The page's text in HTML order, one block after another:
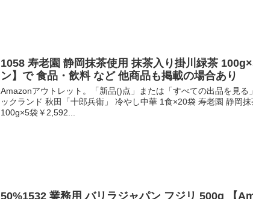
1058 寿老園 静岡抹茶使用 抹茶入り掛川緑茶
ン】で 食品・飲料 など 他商品も掲載の場合あり
Amazonアウトレット。「新品()点」または「すべての出品を見る
ックランド 秋田「十郎兵衛」 冷やし中華 1食×20袋 寿老園 静岡
100g×5袋￥2,592...
50%1532 業務用 バリラジャパン フジリ 500g 【